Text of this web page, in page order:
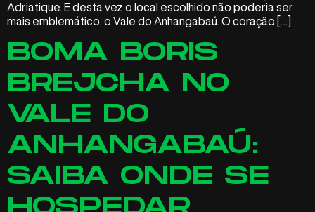
Adriatique. E desta vez o local escolhido não poderia ser
mais emblemático: o Vale do Anhangabaú. O coração […]
BOMA BORIS
BREJCHA NO
VALE DO
ANHANGABAÚ:
SAIBA ONDE SE